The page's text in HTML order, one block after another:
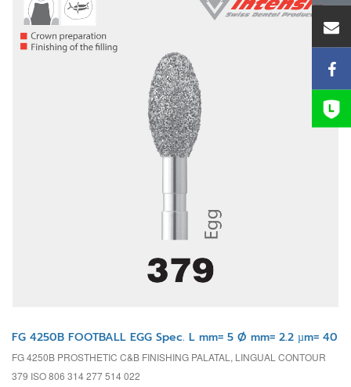
FG 4250B FOOTBALL EGG Spec. L mm= 5 Ø mm= 2.2 µm= 40
FG 4250B PROSTHETIC C&B FINISHING PALATAL, LINGUAL CONTOUR
379 ISO 806 314 277 514 022